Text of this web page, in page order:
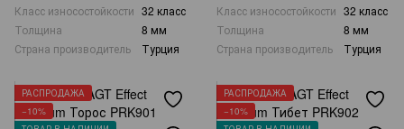
Класс износостойкости 32 класс
Толщина
8 мм
Страна производитель
Турция
Класс износостойкости 32 класс
Толщина
8 мм
Страна производитель
Турция
РАСПРОДАЖА
−10%
РАСПРОДАЖА
−10%